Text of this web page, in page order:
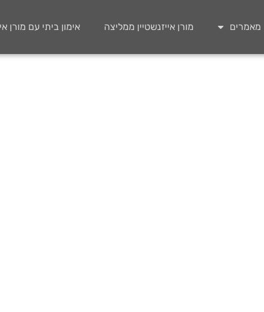
מאמרים מורן אייזנשטיין ממליצה אימון ביתי עם מורן